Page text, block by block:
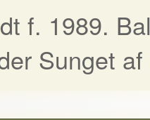
f. 1989.
Sunget